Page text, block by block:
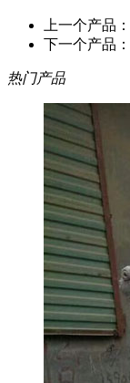
上一个产品：
下一个产品：
热门产品